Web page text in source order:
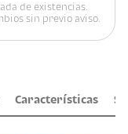
Características
de existencias.
sin previo aviso.